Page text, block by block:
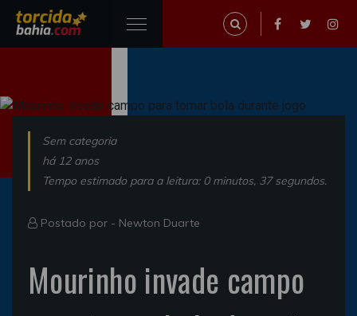
Sem categoria
há 12 anos
Tempo estimado para a leitura: 0 minutos, 37 segundos.
Postado por - Newton Duarte
Mourinho invade campo